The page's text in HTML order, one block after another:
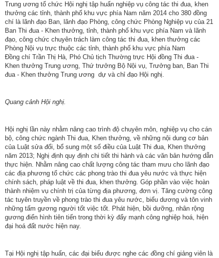
động
của
Ban
TĐKT
Trung
ương
thủ
Hình
thức
khen
thưởng
Các
kỳ
Đại
hội
TĐYN
quốc
Trung ương tổ chức Hội nghị tập huấn nghiệp vụ công tác thi đua, khen
thưởng các tỉnh, thành phố khu vực phía Nam năm 2014 cho 380 đồng
chí là lãnh đạo Ban, lãnh đạo Phòng, công chức Phòng Nghiệp vụ của 21
Ban Thi đua - Khen thưởng, tỉnh, thành phố khu vực phía Nam và lãnh
đạo, công chức chuyên trách làm công tác thi đua, khen thưởng các
Phòng Nội vụ trực thuộc các tỉnh, thành phố khu vực phía Nam
Đồng chí Trần Thị Hà, Phó Chủ tịch Thường trực Hội đồng Thi đua -
Khen thưởng Trung ương, Thứ trưởng Bộ Nội vụ, Trưởng ban, Ban Thi
đua - Khen thưởng Trung ương dự và chỉ đạo Hội nghị.
Quang cảnh Hội nghị.
Hội nghị lần này nhằm nâng cao trình độ chuyên môn, nghiệp vụ cho cán
bộ, công chức ngành Thi đua, Khen thưởng, về những nội dung cơ bản
của Luật sửa đổi, bổ sung một số điều của Luật Thi đua, Khen thưởng
năm 2013; Nghị định quy định chi tiết thi hành và các văn bản hướng dẫn
thực hiện. Nhằm nâng cao chất lượng công tác tham mưu cho lãnh đạo
các địa phương tổ chức các phong trào thi đua yêu nước và thực hiện
chính sách, pháp luật về thi đua, khen thưởng. Góp phần vào việc hoàn
thành nhiệm vụ chính trị của từng địa phương, đơn vị. Tăng cường công
tác tuyên truyền về phong trào thi đua yêu nước, biểu dương và tôn vinh
những tấm gương người tốt việc tốt. Phát hiện, bồi dưỡng, nhân rộng
gương điển hình tiên tiến trong thời kỳ đẩy mạnh công nghiệp hoá, hiện
đại hoá đất nước hiện nay.
Tại Hội nghị tập huấn, các đại biểu được nghe các đồng chí giảng viên là